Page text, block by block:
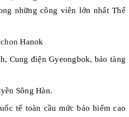
những công viên lớn nhất Thế
Hanok
Cung điện Gyeongbok, bảo tàng
Sông Hàn.
tế toàn cầu mức bảo hiểm cao